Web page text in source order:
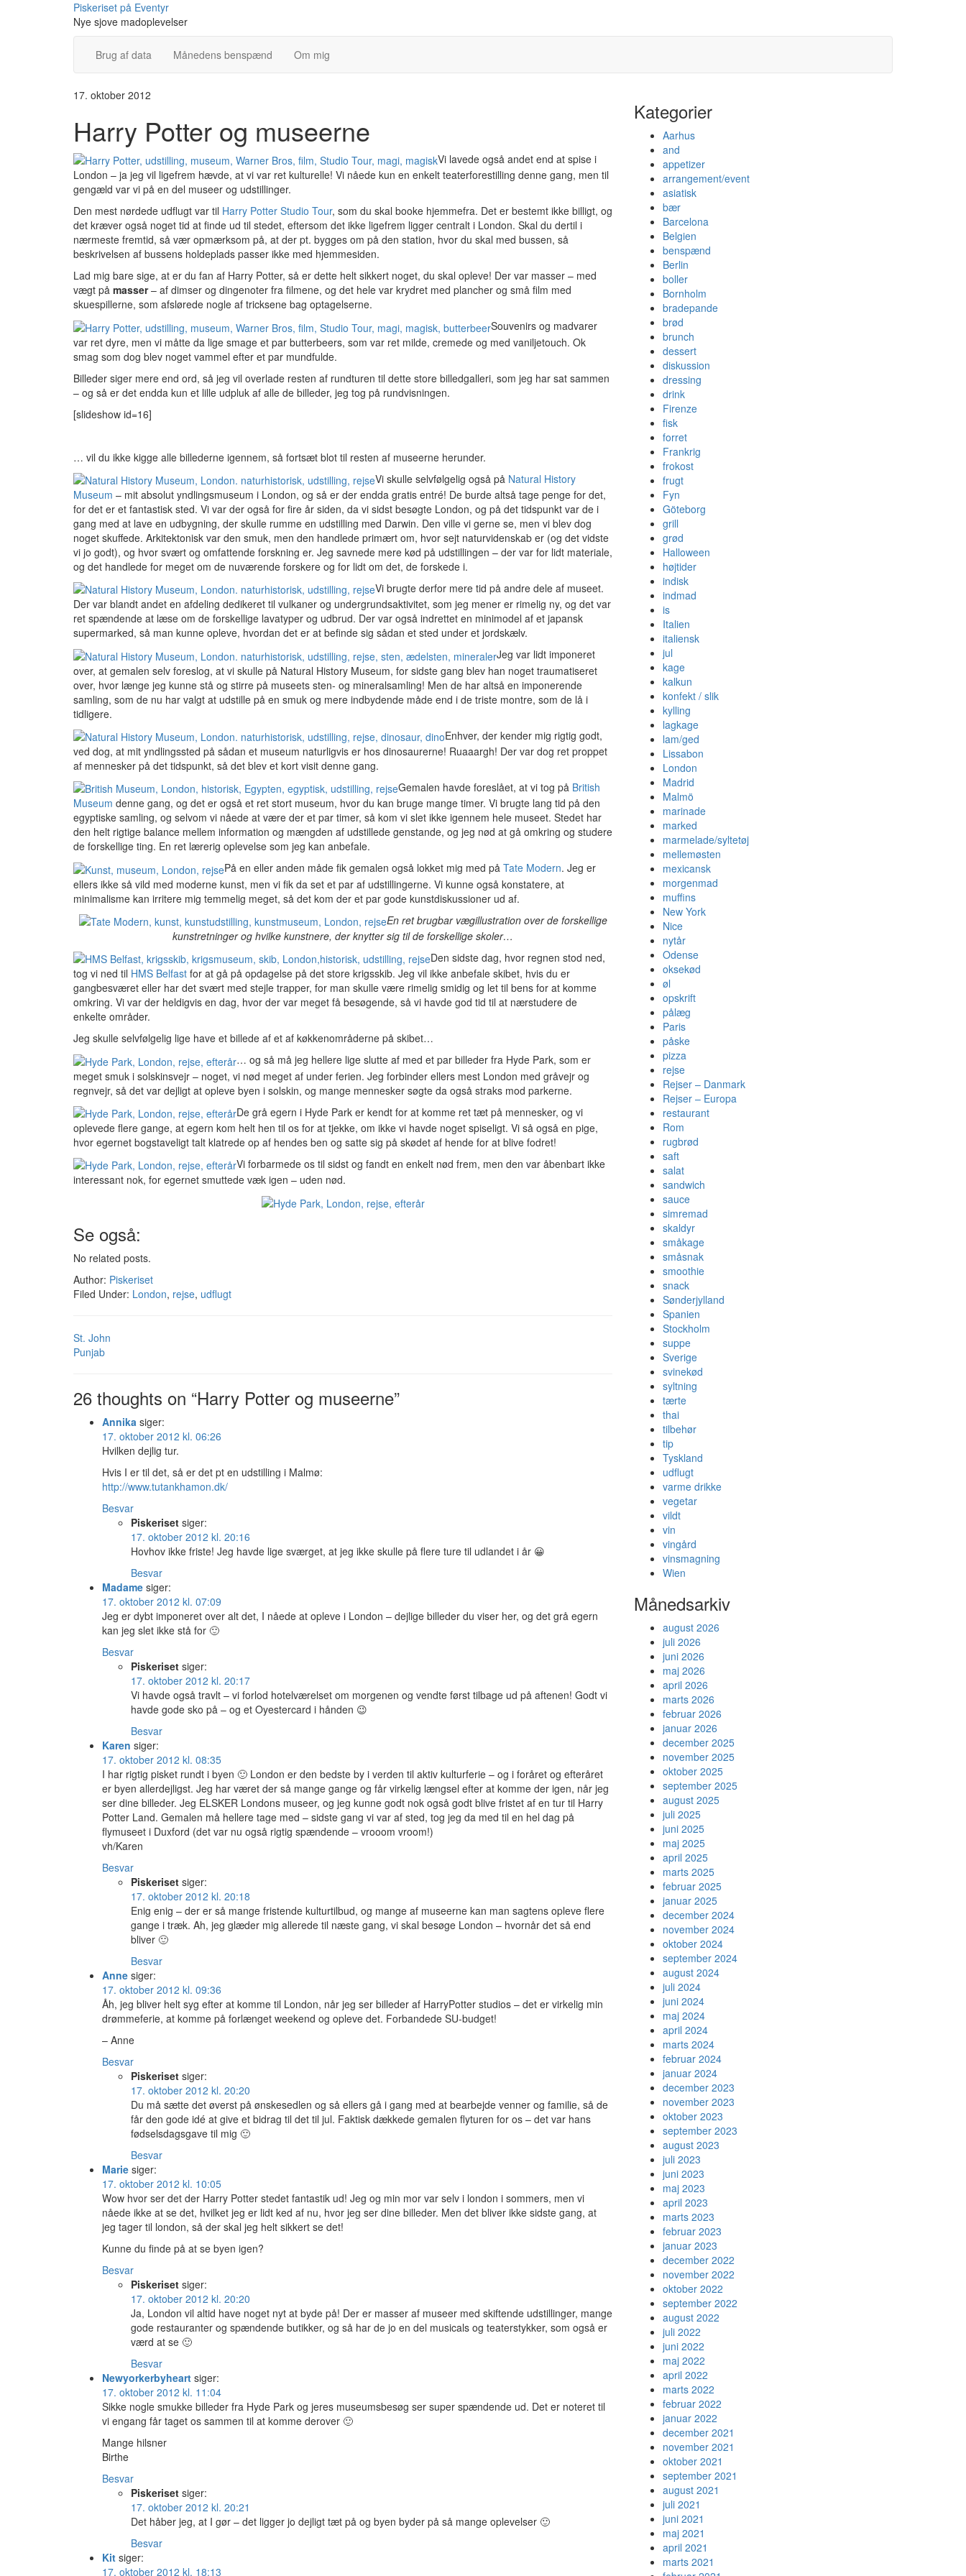
Piskeriset på Eventyr
Nye sjove madoplevelser
Brug af data Månedens benspænd Om mig
17. oktober 2012
Harry Potter og museerne
Vi lavede også andet end at spise i
London – ja jeg vil ligefrem hævde, at vi var ret kulturelle! Vi nåede kun en enkelt teaterforestilling denne gang, men til
gengæld var vi på en del museer og udstillinger.
Den mest nørdede udflugt var til Harry Potter Studio Tour, som du skal booke hjemmefra. Det er bestemt ikke billigt, og
det kræver også noget tid at finde ud til stedet, eftersom det ikke ligefrem ligger centralt i London. Skal du dertil i
nærmeste fremtid, så vær opmærksom på, at der pt. bygges om på den station, hvor du skal med bussen, så
beskrivelsen af bussens holdeplads passer ikke med hjemmesiden.
Lad mig bare sige, at er du fan af Harry Potter, så er dette helt sikkert noget, du skal opleve! Der var masser – med
vægt på masser– af dimser og dingenoter fra filmene, og det hele var krydret med plancher og små film med
skuespillerne, som afslørede nogle af tricksene bag optagelserne.
Souvenirs og madvarer
var ret dyre, men vi måtte da lige smage et par butterbeers, som var ret milde, cremede og med vaniljetouch. Ok
smag som dog blev noget vammel efter et par mundfulde.
Billeder siger mere end ord, så jeg vil overlade resten af rundturen til dette store billedgalleri, som jeg har sat sammen
– og så er det endda kun et lille udpluk af alle de billeder, jeg tog på rundvisningen.
[slideshow id=16]
… vil du ikke kigge alle billederne igennem, så fortsæt blot til resten af museerne herunder.
Vi skulle selvfølgelig også på Natural History
Museum – mit absolut yndlingsmuseum i London, og så er der endda gratis entré! De burde altså tage penge for det,
for det er et fantastisk sted. Vi var der også for fire år siden, da vi sidst besøgte London, og på det tidspunkt var de i
gang med at lave en udbygning, der skulle rumme en udstilling med Darwin. Den ville vi gerne se, men vi blev dog
noget skuffede. Arkitektonisk var den smuk, men den handlede primært om, hvor sejt naturvidenskab er (og det vidste
vi jo godt), og hvor svært og omfattende forskning er. Jeg savnede mere kød på udstillingen – der var for lidt materiale,
og det handlede for meget om de nuværende forskere og for lidt om det, de forskede i.
Vi brugte derfor mere tid på andre dele af museet.
Der var blandt andet en afdeling dedikeret til vulkaner og undergrundsaktivitet, som jeg mener er rimelig ny, og det var
ret spændende at læse om de forskellige lavatyper og udbrud. Der var også indrettet en minimodel af et japansk
supermarked, så man kunne opleve, hvordan det er at befinde sig sådan et sted under et jordskælv.
Jeg var lidt imponeret
over, at gemalen selv foreslog, at vi skulle på Natural History Museum, for sidste gang blev han noget traumatiseret
over, hvor længe jeg kunne stå og stirre på museets sten- og mineralsamling! Men de har altså en imponerende
samling, som de nu har valgt at udstille på en smuk og mere indbydende måde end i de triste montre, som de lå i
tidligere.
Enhver, der kender mig rigtig godt,
ved dog, at mit yndlingssted på sådan et museum naturligvis er hos dinosaurerne! Ruaaargh! Der var dog ret proppet
af mennesker på det tidspunkt, så det blev et kort visit denne gang.
Gemalen havde foreslået, at vi tog på British
Museum denne gang, og det er også et ret stort museum, hvor du kan bruge mange timer. Vi brugte lang tid på den
egyptiske samling, og selvom vi nåede at være der et par timer, så kom vi slet ikke igennem hele museet. Stedet har
den helt rigtige balance mellem information og mængden af udstillede genstande, og jeg nød at gå omkring og studere
de forskellige ting. En ret lærerig oplevelse som jeg kan anbefale.
På en eller anden måde fik gemalen også lokket mig med på Tate Modern. Jeg er
ellers ikke så vild med moderne kunst, men vi fik da set et par af udstillingerne. Vi kunne også konstatere, at
minimalisme kan irritere mig temmelig meget, så det kom der et par gode kunstdiskussioner ud af.
En ret brugbar vægillustration over de forskellige
kunstretninger og hvilke kunstnere, der knytter sig til de forskellige skoler…
Den sidste dag, hvor regnen stod ned,
tog vi ned til HMS Belfast for at gå på opdagelse på det store krigsskib. Jeg vil ikke anbefale skibet, hvis du er
gangbesværet eller har det svært med stejle trapper, for man skulle være rimelig smidig og let til bens for at komme
omkring. Vi var der heldigvis en dag, hvor der var meget få besøgende, så vi havde god tid til at nærstudere de
enkelte områder.
Jeg skulle selvfølgelig lige have et billede af et af køkkenområderne på skibet…
… og så må jeg hellere lige slutte af med et par billeder fra Hyde Park, som er
meget smuk i solskinsvejr – noget, vi nød meget af under ferien. Jeg forbinder ellers mest London med gråvejr og
regnvejr, så det var dejligt at opleve byen i solskin, og mange mennesker søgte da også straks mod parkerne.
De grå egern i Hyde Park er kendt for at komme ret tæt på mennesker, og vi
oplevede flere gange, at egern kom helt hen til os for at tjekke, om ikke vi havde noget spiseligt. Vi så også en pige,
hvor egernet bogstaveligt talt klatrede op af hendes ben og satte sig på skødet af hende for at blive fodret!
Vi forbarmede os til sidst og fandt en enkelt nød frem, men den var åbenbart ikke
interessant nok, for egernet smuttede væk igen – uden nød.
Se også:
No related posts.
Author: Piskeriset
Filed Under: London, rejse, udflugt
St. John
Punjab
26 thoughts on “Harry Potter og museerne”
Annika siger:
17. oktober 2012 kl. 06:26
Hvilken dejlig tur.
Hvis I er til det, så er det pt en udstilling i Malmø:
http://www.tutankhamon.dk/
Besvar
Piskeriset siger:
17. oktober 2012 kl. 20:16
Hovhov ikke friste! Jeg havde lige sværget, at jeg ikke skulle på flere ture til udlandet i år 😀
Besvar
Madame siger:
17. oktober 2012 kl. 07:09
Jeg er dybt imponeret over alt det, I nåede at opleve i London – dejlige billeder du viser her, og det grå egern
kan jeg slet ikke stå for 🙂
Besvar
Piskeriset siger:
17. oktober 2012 kl. 20:17
Vi havde også travlt – vi forlod hotelværelset om morgenen og vendte først tilbage ud på aftenen! Godt vi
havde gode sko på – og et Oyestercard i hånden 😉
Besvar
Karen siger:
17. oktober 2012 kl. 08:35
I har rigtig pisket rundt i byen 🙂 London er den bedste by i verden til aktiv kulturferie – og i foråret og efteråret
er byen allerdejligst. Jeg har været der så mange gange og får virkelig længsel efter at komme der igen, når jeg
ser dine billeder. Jeg ELSKER Londons museer, og jeg kunne godt nok også godt blive fristet af en tur til Harry
Potter Land. Gemalen må hellere tage med – sidste gang vi var af sted, tog jeg da med til en hel dag på
flymuseet i Duxford (det var nu også rigtig spændende – vrooom vroom!)
vh/Karen
Besvar
Piskeriset siger:
17. oktober 2012 kl. 20:18
Enig enig – der er så mange fristende kulturtilbud, og mange af museerne kan man sagtens opleve flere
gange i træk. Ah, jeg glæder mig allerede til næste gang, vi skal besøge London – hvornår det så end
bliver 🙂
Besvar
Anne siger:
17. oktober 2012 kl. 09:36
Åh, jeg bliver helt syg efter at komme til London, når jeg ser billeder af HarryPotter studios – det er virkelig min
drømmeferie, at komme på forlænget weekend og opleve det. Forbandede SU-budget!
– Anne
Besvar
Piskeriset siger:
17. oktober 2012 kl. 20:20
Du må sætte det øverst på ønskesedlen og så ellers gå i gang med at bearbejde venner og familie, så de
får den gode idé at give et bidrag til det til jul. Faktisk dækkede gemalen flyturen for os – det var hans
fødselsdagsgave til mig 🙂
Besvar
Marie siger:
17. oktober 2012 kl. 10:05
Wow hvor ser det der Harry Potter stedet fantastik ud! Jeg og min mor var selv i london i sommers, men vi
nåede ikke at se det, hvilket jeg er lidt ked af nu, hvor jeg ser dine billeder. Men det bliver ikke sidste gang, at
jeg tager til london, så der skal jeg helt sikkert se det!
Kunne du finde på at se byen igen?
Besvar
Piskeriset siger:
17. oktober 2012 kl. 20:20
Ja, London vil altid have noget nyt at byde på! Der er masser af museer med skiftende udstillinger, mange
gode restauranter og spændende butikker, og så har de jo en del musicals og teaterstykker, som også er
værd at se 🙂
Besvar
Newyorkerbyheart siger:
17. oktober 2012 kl. 11:04
Sikke nogle smukke billeder fra Hyde Park og jeres museumsbesøg ser super spændende ud. Det er noteret til
vi engang får taget os sammen til at komme derover 🙂
Mange hilsner
Birthe
Besvar
Piskeriset siger:
17. oktober 2012 kl. 20:21
Det håber jeg, at I gør – det ligger jo dejligt tæt på og byen byder på så mange oplevelser 🙂
Besvar
Kit siger:
17. oktober 2012 kl. 18:13
Kategorier
Aarhus
and
appetizer
arrangement/event
asiatisk
bær
Barcelona
Belgien
benspænd
Berlin
boller
Bornholm
bradepande
brød
brunch
dessert
diskussion
dressing
drink
Firenze
fisk
forret
Frankrig
frokost
frugt
Fyn
Göteborg
grill
grød
Halloween
højtider
indisk
indmad
is
Italien
italiensk
jul
kage
kalkun
konfekt / slik
kylling
lagkage
lam/ged
Lissabon
London
Madrid
Malmö
marinade
marked
marmelade/syltetøj
mellemøsten
mexicansk
morgenmad
muffins
New York
Nice
nytår
Odense
oksekød
øl
opskrift
pålæg
Paris
påske
pizza
rejse
Rejser – Danmark
Rejser – Europa
restaurant
Rom
rugbrød
saft
salat
sandwich
sauce
simremad
skaldyr
småkage
småsnak
smoothie
snack
Sønderjylland
Spanien
Stockholm
suppe
Sverige
svinekød
syltning
tærte
thai
tilbehør
tip
Tyskland
udflugt
varme drikke
vegetar
vildt
vin
vingård
vinsmagning
Wien
Månedsarkiv
august 2026
juli 2026
juni 2026
maj 2026
april 2026
marts 2026
februar 2026
januar 2026
december 2025
november 2025
oktober 2025
september 2025
august 2025
juli 2025
juni 2025
maj 2025
april 2025
marts 2025
februar 2025
januar 2025
december 2024
november 2024
oktober 2024
september 2024
august 2024
juli 2024
juni 2024
maj 2024
april 2024
marts 2024
februar 2024
januar 2024
december 2023
november 2023
oktober 2023
september 2023
august 2023
juli 2023
juni 2023
maj 2023
april 2023
marts 2023
februar 2023
januar 2023
december 2022
november 2022
oktober 2022
september 2022
august 2022
juli 2022
juni 2022
maj 2022
april 2022
marts 2022
februar 2022
januar 2022
december 2021
november 2021
oktober 2021
september 2021
august 2021
juli 2021
juni 2021
maj 2021
april 2021
marts 2021